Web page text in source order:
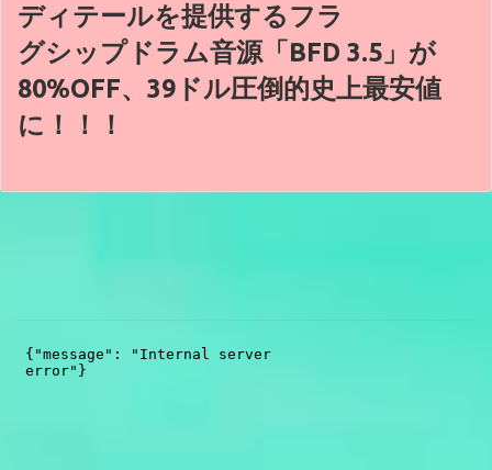
ディテールを提供するフラ
グシップドラム音源「BFD 3.5」が
80%OFF、39ドル圧倒的史上最安値
に！！！